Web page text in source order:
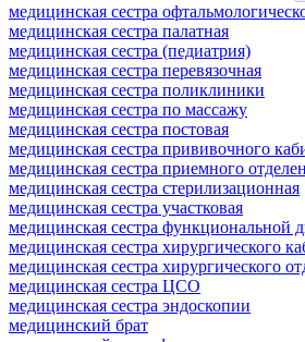
медицинская сестра
медицинская сестра палатная
медицинская сестра (педиатрия)
медицинская сестра перевязочная
медицинская сестра поликлиники
медицинская сестра по массажу
медицинская сестра постовая
медицинская сестра прививочного
медицинская сестра приемного
медицинская сестра стерилизационная
медицинская сестра участковая
медицинская сестра функциональной
медицинская сестра хирургического
медицинская сестра хирургического
медицинская сестра ЦСО
медицинская сестра эндоскопии
медицинский брат